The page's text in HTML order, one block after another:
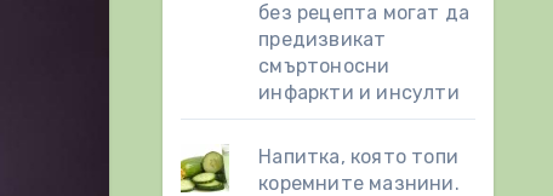
без рецепта могат да
предизвикат
смъртоносни
инфаркти и инсулти
Напитка, която топи
коремните мазнини.